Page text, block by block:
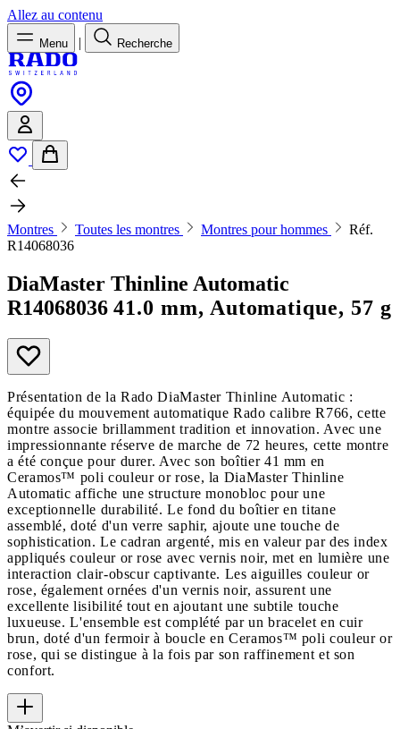
Allez au contenu
Menu | Recherche
Montres Toutes les montres Montres pour hommes
Réf.
R14068036
DiaMaster Thinline Automatic
R14068036 41.0 mm, Automatique, 57 g
Présentation de la Rado DiaMaster Thinline Automatic :
équipée du mouvement automatique Rado calibre R766, cette
montre associe brillamment tradition et innovation. Avec une
impressionnante réserve de marche de 72 heures, cette montre
a été conçue pour durer. Avec son boîtier 41 mm en
Ceramos™ poli couleur or rose, la DiaMaster Thinline
Automatic affiche une structure monobloc pour une
exceptionnelle durabilité. Le fond du boîtier en titane
assemblé, doté d'un verre saphir, ajoute une touche de
sophistication. Le cadran argenté, mis en valeur par des index
appliqués couleur or rose avec vernis noir, met en lumière une
interaction clair-obscur captivante. Les aiguilles couleur or
rose, également ornées d'un vernis noir, assurent une
excellente lisibilité tout en ajoutant une subtile touche
luxueuse. L'ensemble est complété par un bracelet en cuir
brun, doté d'un fermoir à boucle en Ceramos™ poli couleur or
rose, qui se distingue à la fois par son raffinement et son
confort.